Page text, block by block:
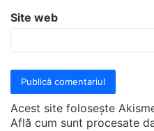
Site web
Acest site folosește
Află cum sunt procesate